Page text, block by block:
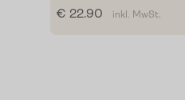
€ 22.90 inkl. MwSt.